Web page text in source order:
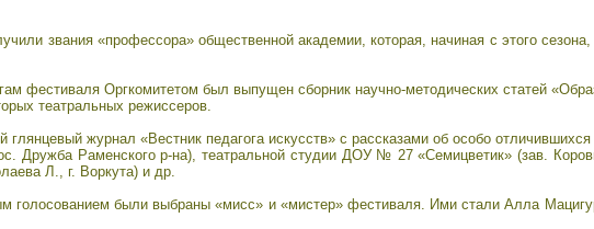
звания «профессора» общественной академии, которая, начиная с этого
фестиваля Оргкомитетом был выпущен сборник научно-методических статей
театральных режиссеров.
журнал «Вестник педагога искусств» с рассказами об особо отличившихся
Дружба Раменского р-на), театральной студии ДОУ № 27 «Семицветик» (зав.
Л., г. Воркута) и др.
голосованием были выбраны «мисс» и «мистер» фестиваля. Ими стали Алла